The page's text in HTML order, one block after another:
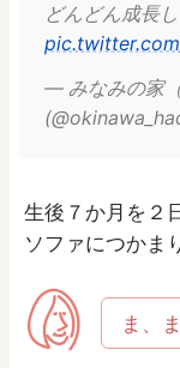
どんどん成長
— みなみの家
生後７か月を２
ソファにつかま
ま、